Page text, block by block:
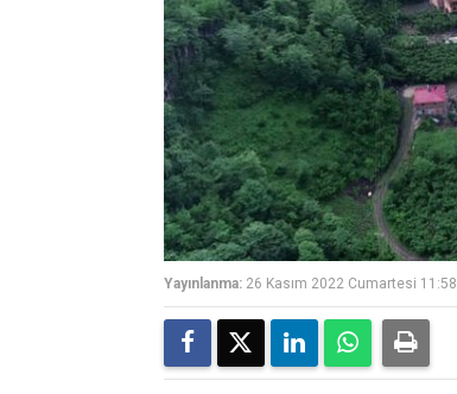
Yayınlanma: 26 Kasım 2022 Cumartesi 11:58